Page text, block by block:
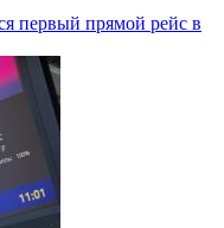
первый прямой рейс в